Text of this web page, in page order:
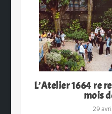
L’Atelier 1664 re
mois
29